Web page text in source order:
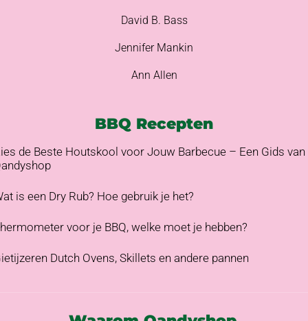
David B. Bass
Jennifer Mankin
Ann Allen
BBQ Recepten
de Beste Houtskool voor Jouw Barbecue – Een Gids van
is een Dry Rub? Hoe gebruik je het?
voor je BBQ, welke moet je hebben?
Dutch Ovens, Skillets en andere pannen